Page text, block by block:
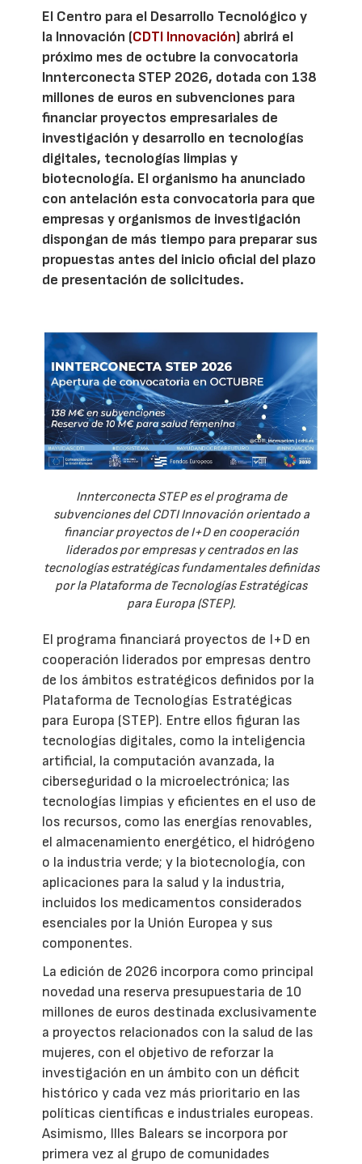
El Centro para el Desarrollo Tecnológico y
la Innovación (CDTI Innovación) abrirá el
próximo mes de octubre la convocatoria
Innterconecta STEP 2026, dotada con 138
millones de euros en subvenciones para
financiar proyectos empresariales de
investigación y desarrollo en tecnologías
digitales, tecnologías limpias y
biotecnología. El organismo ha anunciado
con antelación esta convocatoria para que
empresas y organismos de investigación
dispongan de más tiempo para preparar sus
propuestas antes del inicio oficial del plazo
de presentación de solicitudes.
Innterconecta STEP es el programa de
subvenciones del CDTI Innovación orientado a
financiar proyectos de I+D en cooperación
liderados por empresas y centrados en las
tecnologías estratégicas fundamentales definidas
por la Plataforma de Tecnologías Estratégicas
para Europa (STEP).
El programa financiará proyectos de I+D en
cooperación liderados por empresas dentro
de los ámbitos estratégicos definidos por la
Plataforma de Tecnologías Estratégicas
para Europa (STEP). Entre ellos figuran las
tecnologías digitales, como la inteligencia
artificial, la computación avanzada, la
ciberseguridad o la microelectrónica; las
tecnologías limpias y eficientes en el uso de
los recursos, como las energías renovables,
el almacenamiento energético, el hidrógeno
o la industria verde; y la biotecnología, con
aplicaciones para la salud y la industria,
incluidos los medicamentos considerados
esenciales por la Unión Europea y sus
componentes.
La edición de 2026 incorpora como principal
novedad una reserva presupuestaria de 10
millones de euros destinada exclusivamente
a proyectos relacionados con la salud de las
mujeres, con el objetivo de reforzar la
investigación en un ámbito con un déficit
histórico y cada vez más prioritario en las
políticas científicas e industriales europeas.
Asimismo, Illes Balears se incorpora por
primera vez al grupo de comunidades